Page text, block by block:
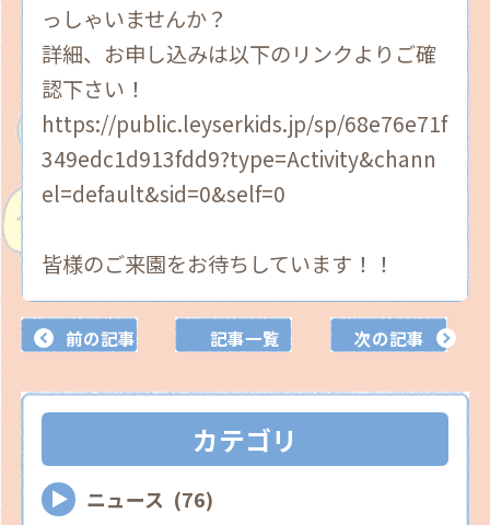
っしゃいませんか？
詳細、お申し込みは以下のリンクよりご確
認下さい！
https://public.leyserkids.jp/sp/68e76e71f
349edc1d913fdd9?type=Activity&chann
el=default&sid=0&self=0
皆様のご来園をお待ちしています！！
前の記事 記事一覧 次の記事
カテゴリ
ニュース (76)